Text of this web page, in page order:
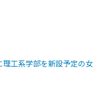
理工系学部を新設予定の